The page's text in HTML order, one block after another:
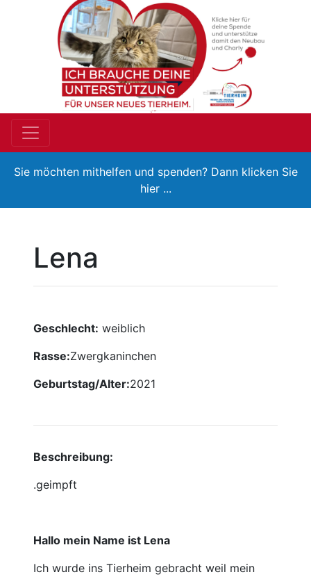
Sie möchten mithelfen und spenden? Dann klicken Sie
hier ...
Lena
Geschlecht: weiblich
Rasse:Zwergkaninchen
Geburtstag/Alter:2021
Beschreibung:
.geimpft
Hallo mein Name ist Lena
Ich wurde ins Tierheim gebracht weil mein